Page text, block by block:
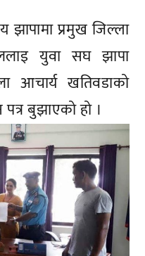
प्रमुख जिल्ला
युवा सघ झापा
आचार्य खतिवडाको
बुझाएको हो ।